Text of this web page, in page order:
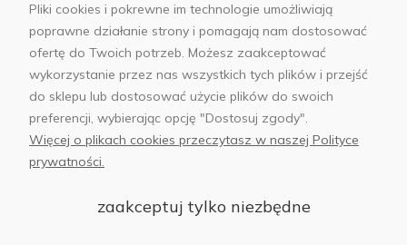
sklep@abfoto.pl
+48 797 971 275
Pliki cookies i pokrewne im technologie umożliwiają
poprawne działanie strony i pomagają nam dostosować
ofertę do Twoich potrzeb. Możesz zaakceptować
wykorzystanie przez nas wszystkich tych plików i przejść
do sklepu lub dostosować użycie plików do swoich
preferencji, wybierając opcję "Dostosuj zgody".
Więcej o plikach cookies przeczytasz w naszej Polityce
prywatności.
zaakceptuj tylko niezbędne